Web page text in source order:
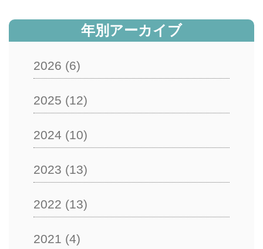
年別アーカイブ
2026 (6)
2025 (12)
2024 (10)
2023 (13)
2022 (13)
2021 (4)